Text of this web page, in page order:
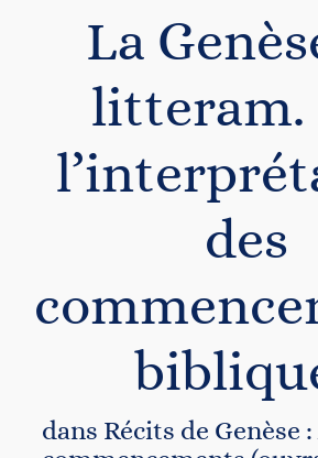
A propos
Publications
Vidéos
La
litteram.
des
dans Récits de Genèse